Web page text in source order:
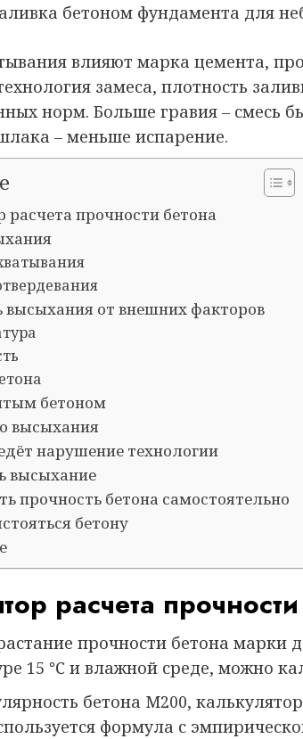
бетоном фундамента для
влияют марка цемента,
замеса, плотность
норм. Больше гравия – смесь
– меньше испарение.
расчета прочности бетона
высыхания от внешних факторов
бетоном
высыхания
нарушение технологии
высыхание
прочность бетона самостоятельно
бетону
расчета
прочности бетона марки
15 ℃ и влажной среде, можно
бетона М200,
формула с